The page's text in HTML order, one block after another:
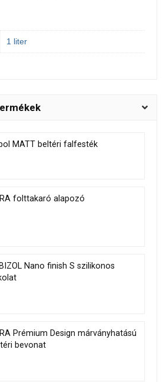
1 liter
MATT beltéri falfesték
folttakaró alapozó
Nano finish S szilikonos
Prémium Design márványhatású
bevonat